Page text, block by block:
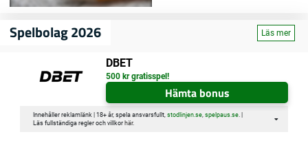
Spelbolag 2026 Läs mer
DBET
500 kr gratisspel!
Hämta bonus
Innehåller reklamlänk | 18+ år, spela ansvarsfullt, stodlinjen.se, spelpaus.se. |
Läs fullständiga regler och villkor här.